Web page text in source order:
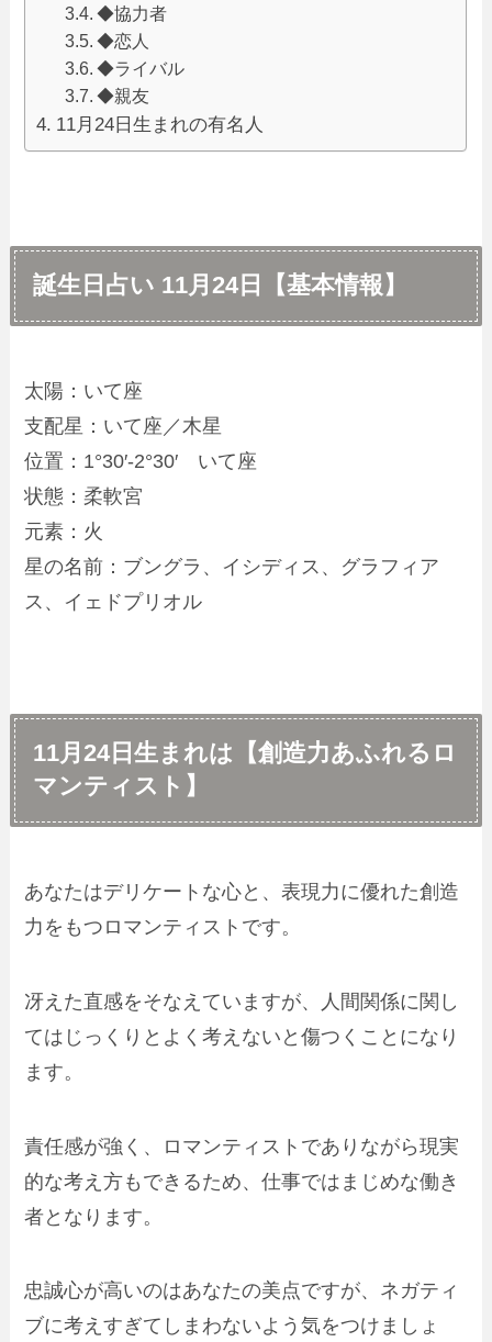
◆協力者
◆恋人
◆ライバル
◆親友
11月24日生まれの有名人
誕生日占い 11月24日【基本情報】
太陽：いて座
支配星：いて座／木星
位置：1°30′-2°30′ いて座
状態：柔軟宮
元素：火
星の名前：ブングラ、イシディス、グラフィア
ス、イェドプリオル
11月24日生まれは【創造力あふれるロ
マンティスト】
あなたはデリケートな心と、表現力に優れた創造
力をもつロマンティストです。
冴えた直感をそなえていますが、人間関係に関し
てはじっくりとよく考えないと傷つくことになり
ます。
責任感が強く、ロマンティストでありながら現実
的な考え方もできるため、仕事ではまじめな働き
者となります。
忠誠心が高いのはあなたの美点ですが、ネガティ
ブに考えすぎてしまわないよう気をつけましょ